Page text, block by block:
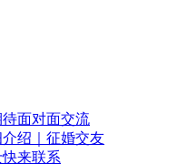
面对面交流
绍｜征婚交友
来联系